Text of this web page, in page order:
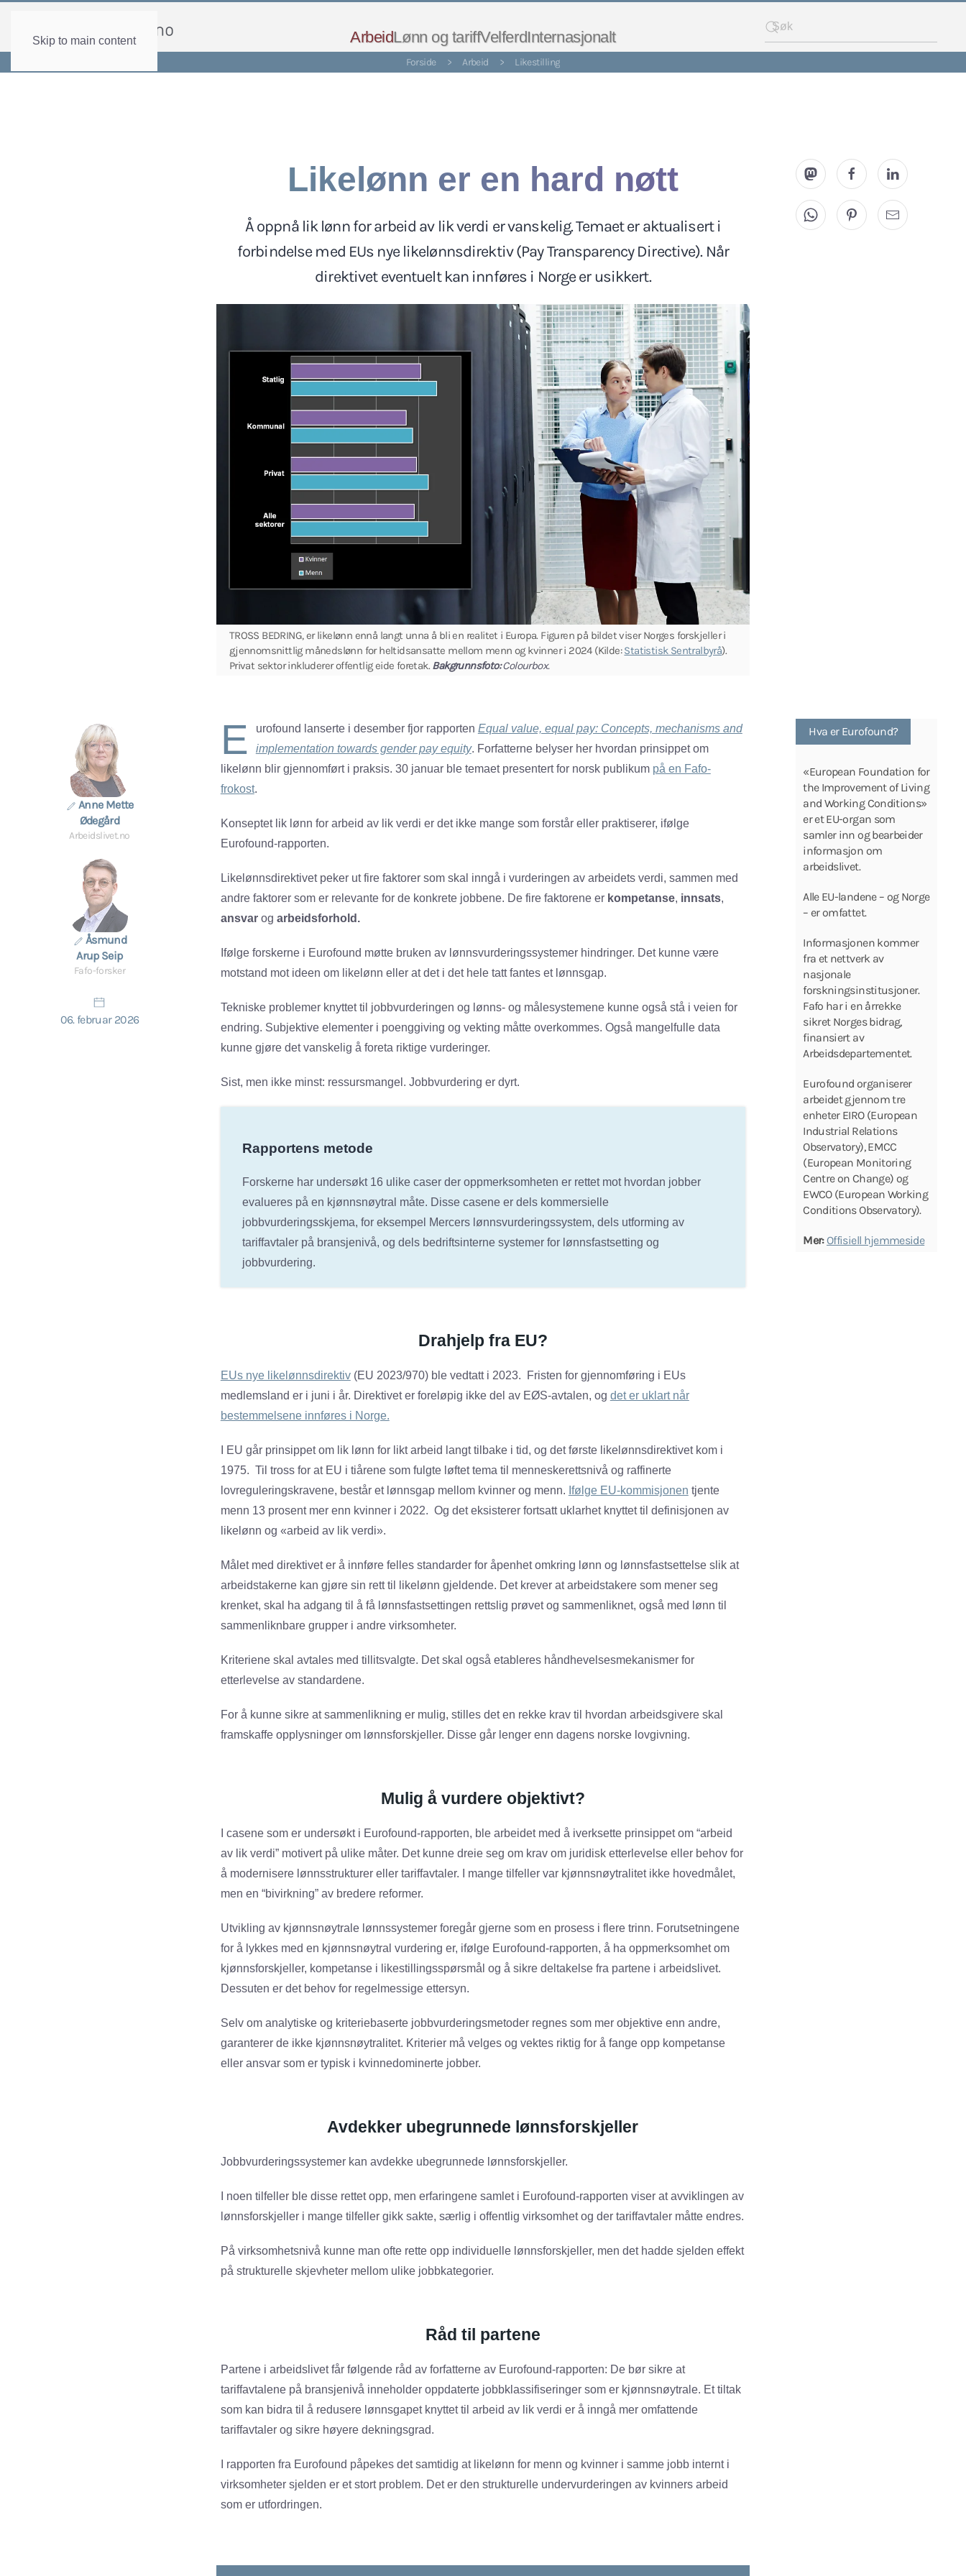
Skip to main content ArbeidLønn og tariffVelferdInternasjonalt
Forside > Arbeid > Likestilling
Likelønn er en hard nøtt
Å oppnå lik lønn for arbeid av lik verdi er vanskelig. Temaet er aktualisert i
forbindelse med EUs nye likelønnsdirektiv (Pay Transparency Directive). Når
direktivet eventuelt kan innføres i Norge er usikkert.
TROSS BEDRING, er likelønn ennå langt unna å bli en realitet i Europa. Figuren på bildet viser Norges forskjeller i
gjennomsnittlig månedslønn for heltidsansatte mellom menn og kvinner i 2024 (Kilde:Statistisk Sentralbyrå).
Privat sektor inkluderer offentlig eide foretak. Bakgrunnsfoto:Colourbox.
Anne Mette
Ødegård
Arbeidslivet.no
Åsmund
Arup Seip
Fafo-forsker
06. februar 2026
E urofound lanserte i desember fjor rapporten Equal value, equal pay: Concepts, mechanisms and
implementation towards gender pay equity. Forfatterne belyser her hvordan prinsippet om
likelønn blir gjennomført i praksis. 30 januar ble temaet presentert for norsk publikum på en Fafo-
frokost.
Konseptet lik lønn for arbeid av lik verdi er det ikke mange som forstår eller praktiserer, ifølge
Eurofound-rapporten.
Likelønnsdirektivet peker ut fire faktorer som skal inngå i vurderingen av arbeidets verdi, sammen med
andre faktorer som er relevante for de konkrete jobbene. De fire faktorene er kompetanse, innsats,
ansvarog arbeidsforhold.
Ifølge forskerne i Eurofound møtte bruken av lønnsvurderingssystemer hindringer. Det kunne være
motstand mot ideen om likelønn eller at det i det hele tatt fantes et lønnsgap.
Tekniske problemer knyttet til jobbvurderingen og lønns- og målesystemene kunne også stå i veien for
endring. Subjektive elementer i poenggiving og vekting måtte overkommes. Også mangelfulle data
kunne gjøre det vanskelig å foreta riktige vurderinger.
Sist, men ikke minst: ressursmangel. Jobbvurdering er dyrt.
Rapportens metode
Forskerne har undersøkt 16 ulike caser der oppmerksomheten er rettet mot hvordan jobber
evalueres på en kjønnsnøytral måte. Disse casene er dels kommersielle
jobbvurderingsskjema, for eksempel Mercers lønnsvurderingssystem, dels utforming av
tariffavtaler på bransjenivå, og dels bedriftsinterne systemer for lønnsfastsetting og
jobbvurdering.
Drahjelp fra EU?
EUs nye likelønnsdirektiv(EU 2023/970) ble vedtatt i 2023. Fristen for gjennomføring i EUs
medlemsland er i juni i år. Direktivet er foreløpig ikke del av EØS-avtalen, og det er uklart når
bestemmelsene innføres i Norge.
I EU går prinsippet om lik lønn for likt arbeid langt tilbake i tid, og det første likelønnsdirektivet kom i
1975. Til tross for at EU i tiårene som fulgte løftet tema til menneskerettsnivå og raffinerte
lovreguleringskravene, består et lønnsgap mellom kvinner og menn. Ifølge EU-kommisjonen tjente
menn 13 prosent mer enn kvinner i 2022. Og det eksisterer fortsatt uklarhet knyttet til definisjonen av
likelønn og «arbeid av lik verdi».
Målet med direktivet er å innføre felles standarder for åpenhet omkring lønn og lønnsfastsettelse slik at
arbeidstakerne kan gjøre sin rett til likelønn gjeldende. Det krever at arbeidstakere som mener seg
krenket, skal ha adgang til å få lønnsfastsettingen rettslig prøvet og sammenliknet, også med lønn til
sammenliknbare grupper i andre virksomheter.
Kriteriene skal avtales med tillitsvalgte. Det skal også etableres håndhevelsesmekanismer for
etterlevelse av standardene.
For å kunne sikre at sammenlikning er mulig, stilles det en rekke krav til hvordan arbeidsgivere skal
framskaffe opplysninger om lønnsforskjeller. Disse går lenger enn dagens norske lovgivning.
Mulig å vurdere objektivt?
I casene som er undersøkt i Eurofound-rapporten, ble arbeidet med å iverksette prinsippet om “arbeid
av lik verdi” motivert på ulike måter. Det kunne dreie seg om krav om juridisk etterlevelse eller behov for
å modernisere lønnsstrukturer eller tariffavtaler. I mange tilfeller var kjønnsnøytralitet ikke hovedmålet,
men en “bivirkning” av bredere reformer.
Utvikling av kjønnsnøytrale lønnssystemer foregår gjerne som en prosess i flere trinn. Forutsetningene
for å lykkes med en kjønnsnøytral vurdering er, ifølge Eurofound-rapporten, å ha oppmerksomhet om
kjønnsforskjeller, kompetanse i likestillingsspørsmål og å sikre deltakelse fra partene i arbeidslivet.
Dessuten er det behov for regelmessige ettersyn.
Selv om analytiske og kriteriebaserte jobbvurderingsmetoder regnes som mer objektive enn andre,
garanterer de ikke kjønnsnøytralitet. Kriterier må velges og vektes riktig for å fange opp kompetanse
eller ansvar som er typisk i kvinnedominerte jobber.
Avdekker ubegrunnede lønnsforskjeller
Jobbvurderingssystemer kan avdekke ubegrunnede lønnsforskjeller.
I noen tilfeller ble disse rettet opp, men erfaringene samlet i Eurofound-rapporten viser at avviklingen av
lønnsforskjeller i mange tilfeller gikk sakte, særlig i offentlig virksomhet og der tariffavtaler måtte endres.
På virksomhetsnivå kunne man ofte rette opp individuelle lønnsforskjeller, men det hadde sjelden effekt
på strukturelle skjevheter mellom ulike jobbkategorier.
Råd til partene
Partene i arbeidslivet får følgende råd av forfatterne av Eurofound-rapporten: De bør sikre at
tariffavtalene på bransjenivå inneholder oppdaterte jobbklassifiseringer som er kjønnsnøytrale. Et tiltak
som kan bidra til å redusere lønnsgapet knyttet til arbeid av lik verdi er å inngå mer omfattende
tariffavtaler og sikre høyere dekningsgrad.
I rapporten fra Eurofound påpekes det samtidig at likelønn for menn og kvinner i samme jobb internt i
virksomheter sjelden er et stort problem. Det er den strukturelle undervurderingen av kvinners arbeid
som er utfordringen.
Hva er Eurofound?
«European Foundation for
the Improvement of Living
and Working Conditions»
er et EU-organ som
samler inn og bearbeider
informasjon om
arbeidslivet.
Alle EU-landene – og Norge
– er omfattet.
Informasjonen kommer
fra et nettverk av
nasjonale
forskningsinstitusjoner.
Fafo har i en årrekke
sikret Norges bidrag,
finansiert av
Arbeidsdepartementet.
Eurofound organiserer
arbeidet gjennom tre
enheter EIRO (European
Industrial Relations
Observatory), EMCC
(European Monitoring
Centre on Change) og
EWCO (European Working
Conditions Observatory).
Mer: Offisiell hjemmeside